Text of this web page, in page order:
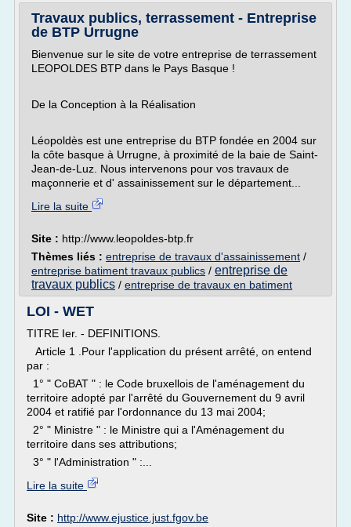
Travaux publics, terrassement - Entreprise
de BTP Urrugne
Bienvenue sur le site de votre entreprise de terrassement
LEOPOLDES BTP dans le Pays Basque !
De la Conception à la Réalisation
Léopoldès est une entreprise du BTP fondée en 2004 sur
la côte basque à Urrugne, à proximité de la baie de Saint-
Jean-de-Luz. Nous intervenons pour vos travaux de
maçonnerie et d' assainissement sur le département...
Lire la suite
Site : http://www.leopoldes-btp.fr
Thèmes liés : entreprise de travaux d'assainissement /
entreprise batiment travaux publics / entreprise de
travaux publics / entreprise de travaux en batiment
LOI - WET
TITRE Ier. - DEFINITIONS.
Article 1 .Pour l'application du présent arrêté, on entend
par :
1° " CoBAT " : le Code bruxellois de l'aménagement du
territoire adopté par l'arrêté du Gouvernement du 9 avril
2004 et ratifié par l'ordonnance du 13 mai 2004;
2° " Ministre " : le Ministre qui a l'Aménagement du
territoire dans ses attributions;
3° " l'Administration " :...
Lire la suite
Site : http://www.ejustice.just.fgov.be